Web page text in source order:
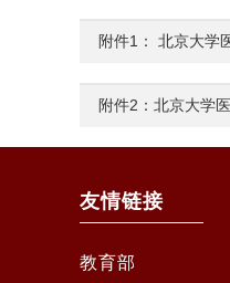
附件1： 北京大学
附件2：北京大学
友情链接
教育部